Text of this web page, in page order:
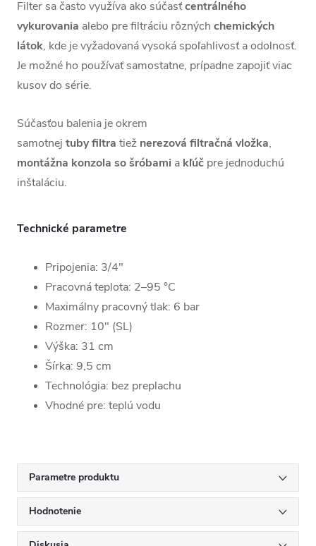
Filter sa často využíva ako súčasťcentrálného
vykurovania alebo pre filtráciu rôzných chemických
látok, kde je vyžadovaná vysoká spoľahlivosť a odolnosť.
Je možné ho používať samostatne, prípadne zapojiť viac
kusov do série.
Súčasťou balenia je okrem
samotnej tuby filtra tiež nerezová filtračná vložka,
montážna konzola so šróbami a kľúč pre jednoduchú
inštaláciu.
Technické parametre
Pripojenia: 3/4"
Pracovná teplota: 2–95 °C
Maximálny pracovný tlak: 6 bar
Rozmer: 10" (SL)
Výška: 31 cm
Šírka: 9,5 cm
Technológia: bez preplachu
Vhodné pre: teplú vodu
Parametre produktu
Hodnotenie